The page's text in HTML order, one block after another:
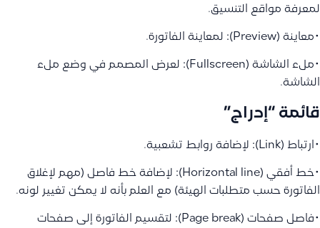
لمعرفة مواقع التنسيق.
•معاينة (Preview): لمعاينة الفاتورة.
•ملء الشاشة (Fullscreen): لعرض المصمم في وضع ملء
الشاشة.
قائمة “إدراج”
•ارتباط (Link): لإضافة روابط تشعبية.
•خط أفقي (Horizontal line): لإضافة خط فاصل (مهم لإغلاق
الفاتورة حسب متطلبات الهيئة) مع العلم بأنه لا يمكن تغيير لونه.
•فاصل صفحات (Page break): لتقسيم الفاتورة إلى صفحات